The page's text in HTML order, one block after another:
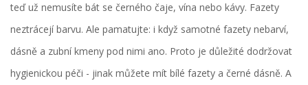
teď už nemusíte bát se černého čaje, vína nebo kávy. Fazety
neztrácejí barvu. Ale pamatujte: i když samotné fazety nebarví,
dásně a zubní kmeny pod nimi ano. Proto je důležité dodržovat
hygienickou péči - jinak můžete mít bílé fazety a černé dásně. A